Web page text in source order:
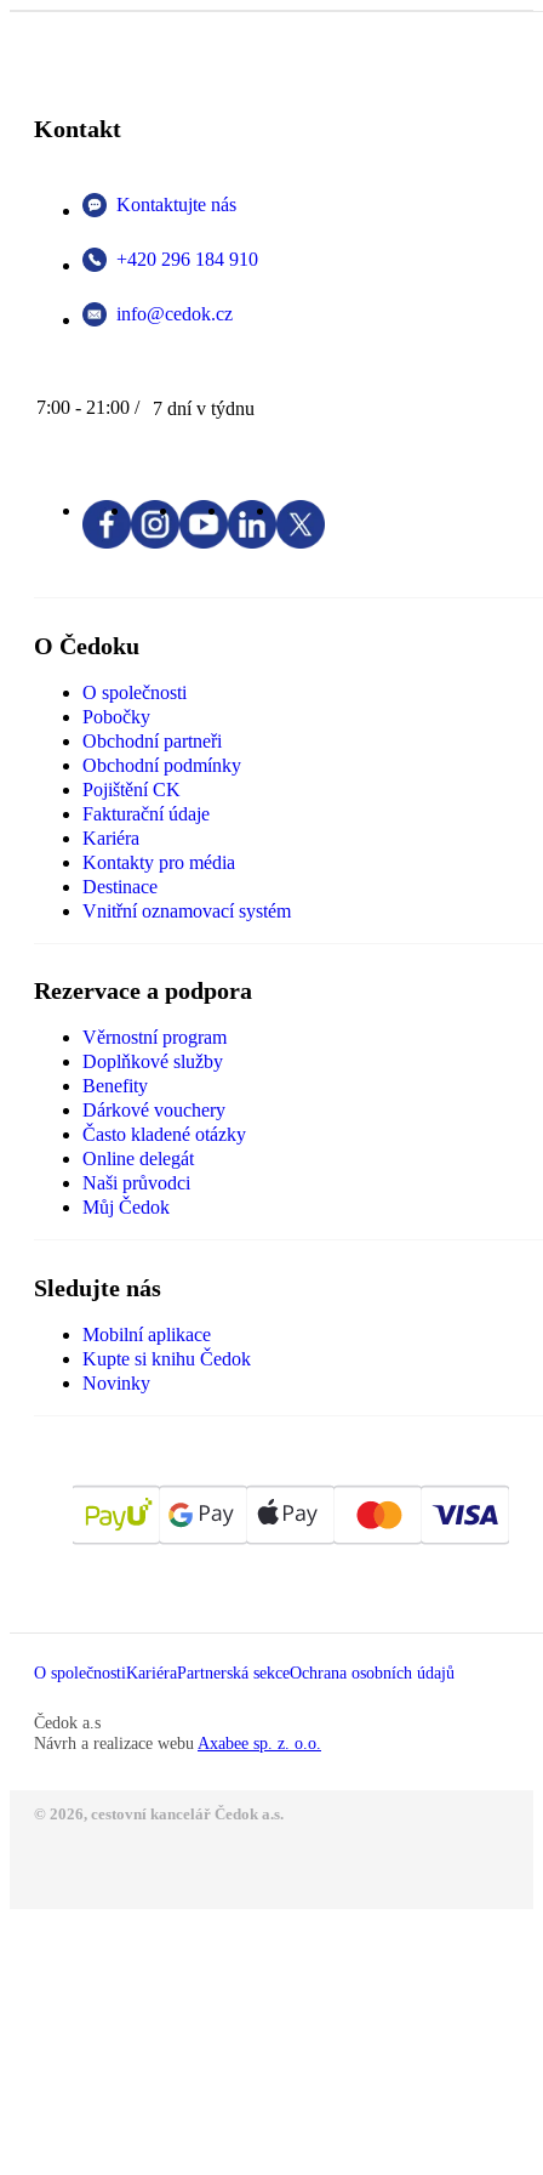
Kontakt
Kontaktujte nás
+420 296 184 910
info@cedok.cz
7:00 - 21:00 / 7 dní v týdnu
O Čedoku
O společnosti
Pobočky
Obchodní partneři
Obchodní podmínky
Pojištění CK
Fakturační údaje
Kariéra
Kontakty pro média
Destinace
Vnitřní oznamovací systém
Rezervace a podpora
Věrnostní program
Doplňkové služby
Benefity
Dárkové vouchery
Často kladené otázky
Online delegát
Naši průvodci
Můj Čedok
Sledujte nás
Mobilní aplikace
Kupte si knihu Čedok
Novinky
O společnostiKariéraPartnerská sekceOchrana osobních údajů
Čedok a.s
Návrh a realizace webu Axabee sp. z. o.o.
© 2026, cestovní kancelář Čedok a.s.